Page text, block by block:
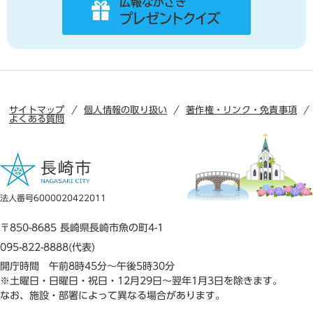
サイトマップ 個人情報の取り扱い
著作権・リンク・免責事項
よくある質問
法人番号6000020422011
〒850-8685 長崎県長崎市魚の町4-1
095-822-8888(代表)
開庁時間 午前8時45分～午後5時30分
※土曜日・日曜日・祝日・12月29日～翌年1月3日を除きます。
なお、施設・部署によって異なる場合があります。